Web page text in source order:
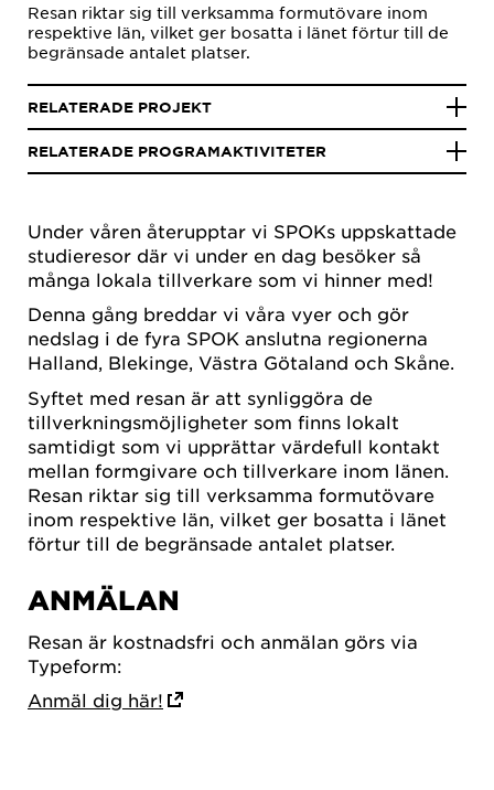
Under våren återupptar vi SPOKs uppskattade
studieresor där vi under en dag besöker så
många lokala tillverkare som vi hinner med!
Denna gång breddar vi våra vyer och gör
nedslag i de fyra SPOK anslutna regionerna
Halland, Blekinge, Västra Götaland och Skåne.
Syftet med resan är att synliggöra de
tillverkningsmöjligheter som finns lokalt
samtidigt som vi upprättar värdefull kontakt
mellan formgivare och tillverkare inom länen.
Resan riktar sig till verksamma formutövare
inom respektive län, vilket ger bosatta i länet
förtur till de begränsade antalet platser.
ANMÄLAN
Resan är kostnadsfri och anmälan görs via
Typeform:
Anmäl dig här!
Resan riktar sig till verksamma formutövare inom
respektive län, vilket ger bosatta i länet förtur till de
begränsade antalet platser.
RELATERADE PROJEKT
RELATERADE PROGRAMAKTIVITETER